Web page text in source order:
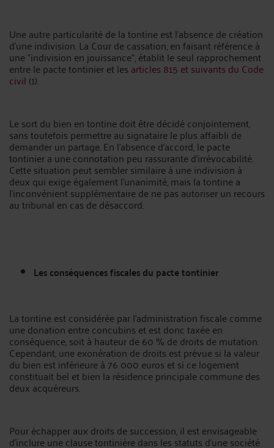
Une autre particularité de la tontine est l'absence de création
d'une indivision. La Cour de cassation, en faisant référence à
une "indivision en jouissance", établit le seul rapprochement
entre le pacte tontinier et les articles 815 et suivants du Code
civil (1).
Le sort du bien en tontine doit être décidé conjointement,
sans toutefois permettre au signataire le plus affaibli de
demander un partage. En l'absence d'accord, le pacte
tontinier a une connotation peu rassurante d'irrévocabilité.
Cette situation peut sembler similaire à une indivision à
deux qui exige également l'unanimité, mais la tontine a
l'inconvénient supplémentaire de ne pas autoriser un recours
au tribunal en cas de désaccord.
Les conséquences fiscales du pacte tontinier
La tontine est considérée par l'administration fiscale comme
une donation entre concubins et est donc taxée en
conséquence, soit à hauteur de 60 % de droits de mutation.
Cependant, une exonération de droits est prévue si la valeur
du bien est inférieure à 76 000 euros et si ce logement
constituait bel et bien la résidence principale commune des
deux acquéreurs.
Pour échapper aux droits de succession, il est envisageable
d'inclure une clause tontinière dans les statuts d'une société